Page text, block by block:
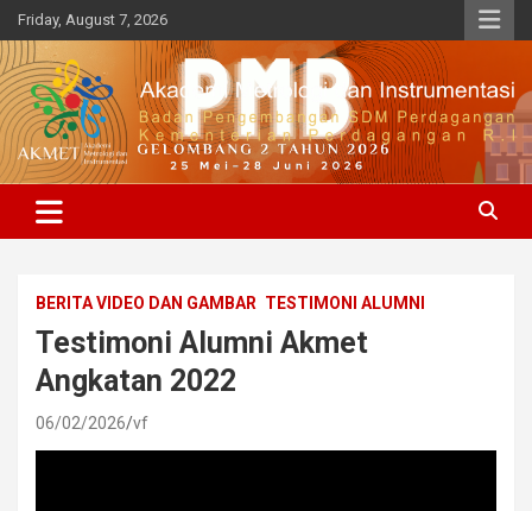
Skip
to
content
Friday, August 7, 2026
Akademi Metrologi dan
Instrumenasi
BPSDMP, Kementerian Perdagangan R.I
BERITA VIDEO DAN GAMBAR TESTIMONI ALUMNI
Testimoni Alumni Akmet
Angkatan 2022
06/02/2026 vf